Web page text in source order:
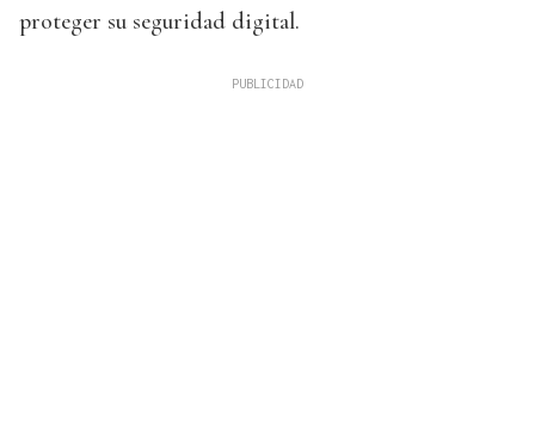
proteger su seguridad digital.